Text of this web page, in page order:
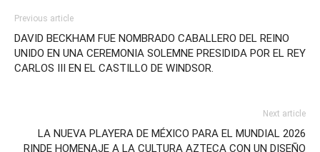
Previous article
DAVID BECKHAM FUE NOMBRADO CABALLERO DEL REINO
UNIDO EN UNA CEREMONIA SOLEMNE PRESIDIDA POR EL REY
CARLOS III EN EL CASTILLO DE WINDSOR.
Next article
LA NUEVA PLAYERA DE MÉXICO PARA EL MUNDIAL 2026
RINDE HOMENAJE A LA CULTURA AZTECA CON UN DISEÑO